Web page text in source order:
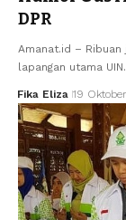
DPR
Amanat.id –
lapangan utama
Fika Eliza 19